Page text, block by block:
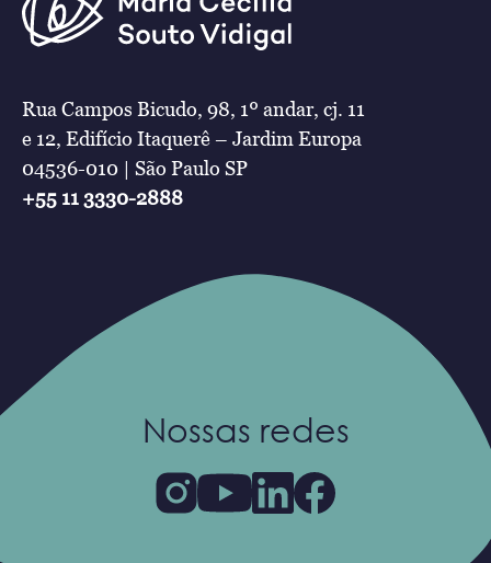
Rua Campos Bicudo, 98, 1º andar, cj. 11
e 12, Edifício Itaquerê – Jardim Europa
04536-010 | São Paulo SP
+55 11 3330-2888
Nossas redes